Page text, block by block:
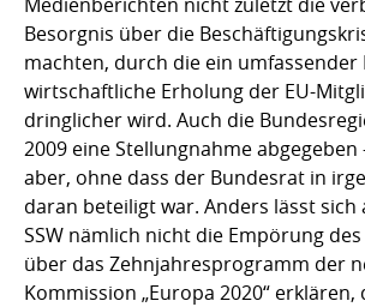
Besorgnis über die
machten, durch die ein
wirtschaftliche Erholung der EU-
dringlicher wird. Auch die
2009 eine Stellungnahme abgegeben
aber, ohne dass der Bundesrat in
daran beteiligt war. Anders lässt sich
SSW nämlich nicht die Empörung
über das Zehnjahresprogramm der
Kommission „Europa 2020“